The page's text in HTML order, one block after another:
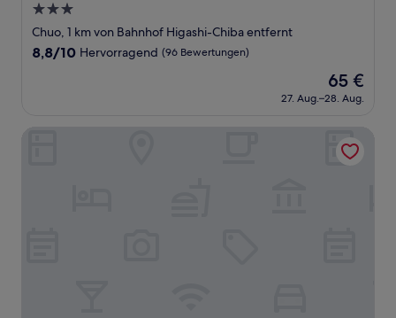
3.0-
Sterne-
Unterkunft
Chuo, 1 km von Bahnhof Higashi-Chiba entfernt
8.8
Bewertungen)
8,8/10 Hervorragend (96 Bewertungen)
Der
Preis
beträgt
65 €
27. Aug.–28. Aug.